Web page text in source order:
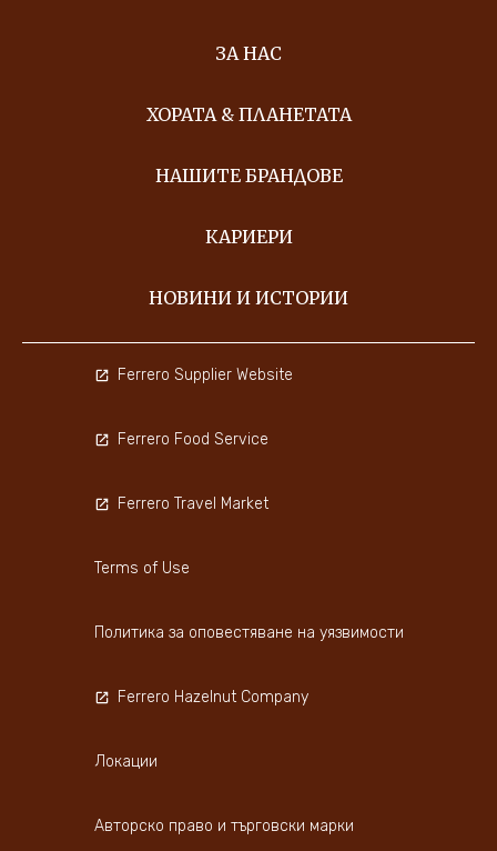
ЗА НАС
ХОРАТА & ПЛАНЕТАТА
НАШИТЕ БРАНДОВЕ
КАРИЕРИ
НОВИНИ И ИСТОРИИ
Ferrero Supplier Website
Ferrero Food Service
Ferrero Travel Market
Terms of Use
Политика за оповестяване на уязвимости
Ferrero Hazelnut Company
Локации
Авторско право и търговски марки